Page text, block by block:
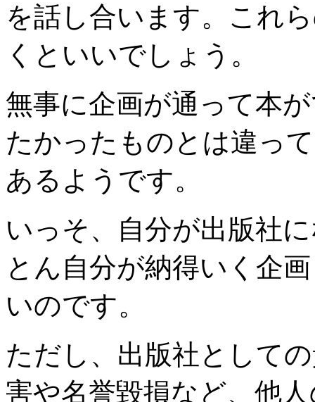
を話し合います。これ
くといいでしょう。
無事に企画が通って本
たかったものとは違っ
あるようです。
いっそ、自分が出版社
とん自分が納得いく企
いのです。
ただし、出版社として
害や名誉毀損など、他